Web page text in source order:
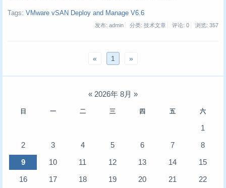
Tags: VMware vSAN Deploy and Manage V6.6
发布: admin 分类: 技术文章 评论: 0 浏览: 357
« 1 »
« 2026年 8月 »
日 一 二 三 四 五 六
1
2
3 4 5 6 7
8
9
10 11 12 13 14
15
16
17 18 19 20 21
22